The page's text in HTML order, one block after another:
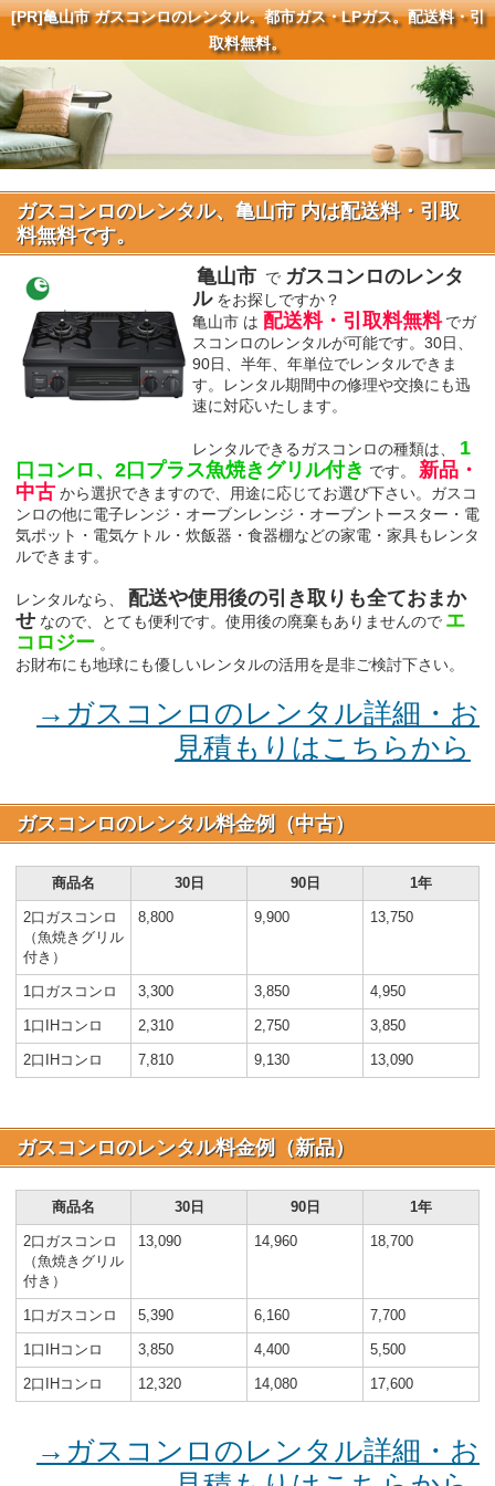
[PR]亀山市 ガスコンロのレンタル。都市ガス・LPガス。配送料・引
取料無料。
ガスコンロのレンタル、亀山市 内は配送料・引取
料無料です。
亀山市 で ガスコンロのレンタ
ル をお探しですか？
亀山市 は 配送料・引取料無料 でガ
スコンロのレンタルが可能です。30日、
90日、半年、年単位でレンタルできま
す。レンタル期間中の修理や交換にも迅
速に対応いたします。
レンタルできるガスコンロの種類は、
1
口コンロ、2口プラス魚焼きグリル付き です。
新品・
中古 から選択できますので、用途に応じてお選び下さい。ガスコ
ンロの他に電子レンジ・オーブンレンジ・オーブントースター・電
気ポット・電気ケトル・炊飯器・食器棚などの家電・家具もレンタ
ルできます。
レンタルなら、
配送や使用後の引き取りも全ておまか
せ なので、とても便利です。使用後の廃棄もありませんので エ
コロジー 。
お財布にも地球にも優しいレンタルの活用を是非ご検討下さい。
→ガスコンロのレンタル詳細・お
見積もりはこちらから
ガスコンロのレンタル料金例（中古）
商品名 30日 90日 1年
2口ガスコンロ
（魚焼きグリル
付き）
8,800 9,900 13,750
1口ガスコンロ 3,300 3,850 4,950
1口IHコンロ 2,310 2,750 3,850
2口IHコンロ 7,810 9,130 13,090
ガスコンロのレンタル料金例（新品）
商品名 30日 90日 1年
2口ガスコンロ
（魚焼きグリル
付き）
13,090 14,960 18,700
1口ガスコンロ 5,390 6,160 7,700
1口IHコンロ 3,850 4,400 5,500
2口IHコンロ 12,320 14,080 17,600
→ガスコンロのレンタル詳細・お